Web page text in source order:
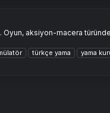
aksiyon-macera
türkçe yama yama